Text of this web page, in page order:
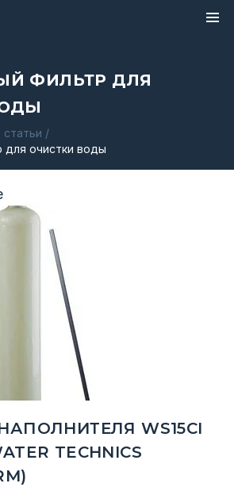
ФИЛЬТР ДЛЯ
/
для очистки воды
WS15CI
TECHNICS